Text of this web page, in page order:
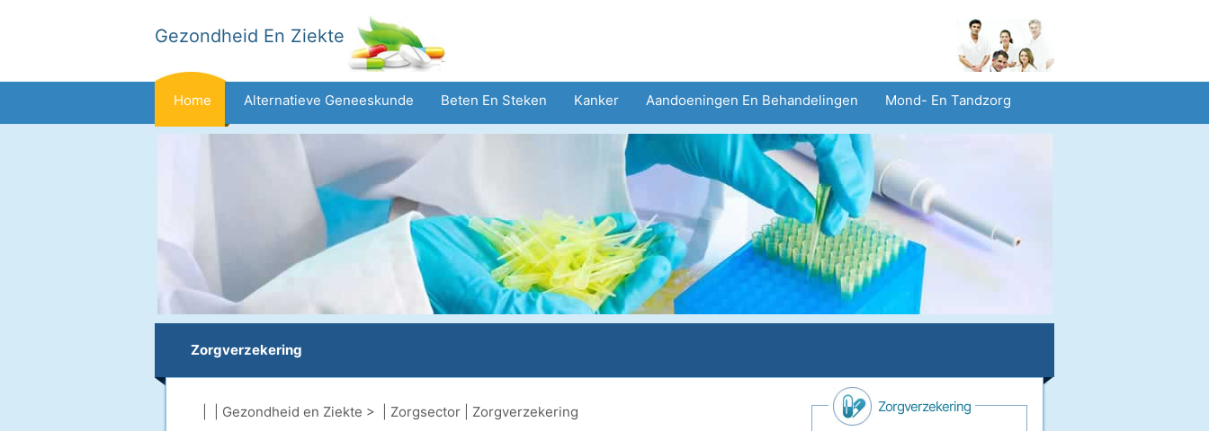
Gezondheid En Ziekte
Home Alternatieve Geneeskunde Beten En Steken Kanker Aandoeningen En Behandelingen Mond- En Tandzorg
Gezinsgezondheid Geestelijke Gezondheid Volksgezondheid En Veiligheid
Zorgverzekering
Gezondheid en Ziekte > | Zorgsector Zorgverzekering Zorgverzekering